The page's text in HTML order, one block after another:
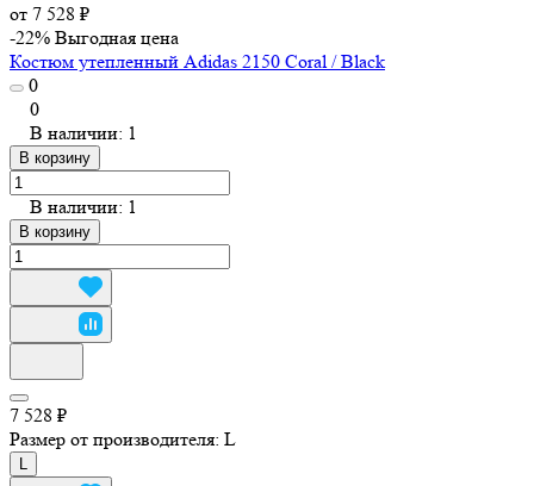
от 7 528 ₽
-22% Выгодная цена
Костюм утепленный Adidas 2150 Coral / Black
0
0
В наличии: 1
В корзину
В наличии: 1
В корзину
7 528 ₽
Размер от производителя: L